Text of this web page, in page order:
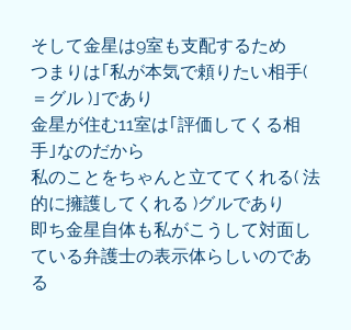
そして金星は9室も支配するため
つまりは｢私が本気で頼りたい相手(
＝グル )｣であり
金星が住む11室は｢評価してくる相
手｣なのだから
私のことをちゃんと立ててくれる( 法
的に擁護してくれる )グルであり
即ち金星自体も私がこうして対面し
ている弁護士の表示体らしいのであ
る